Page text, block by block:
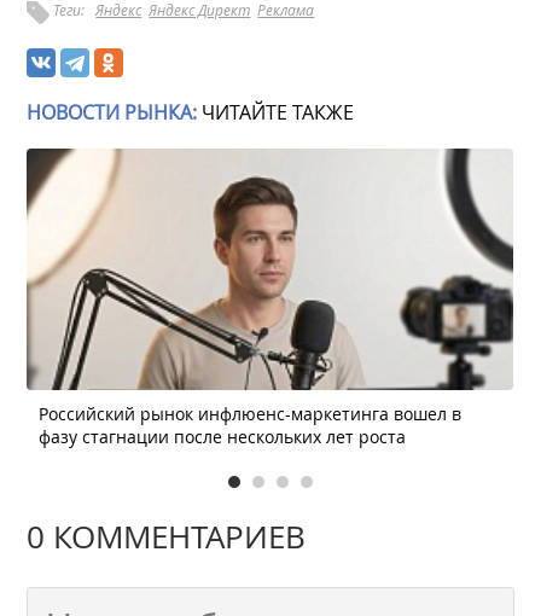
Теги: Яндекс Яндекс Директ Реклама
НОВОСТИ РЫНКА: ЧИТАЙТЕ ТАКЖЕ
Российский рынок инфлюенс-маркетинга вошел в
фазу стагнации после нескольких лет роста
0 КОММЕНТАРИЕВ